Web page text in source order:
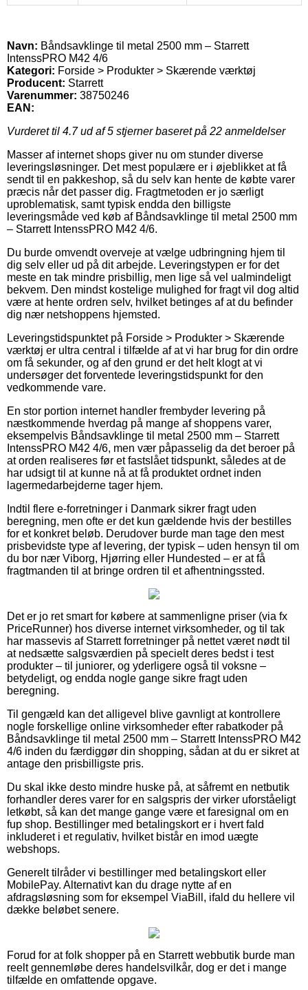
Navn: Båndsavklinge til metal 2500 mm – Starrett
IntenssPRO M42 4/6
Kategori: Forside > Produkter > Skærende værktøj
Producent: Starrett
Varenummer: 38750246
EAN:
Vurderet til 4.7ud af 5 stjerner baseret på 22 anmeldelser
Masser af internet shops giver nu om stunder diverse
leveringsløsninger. Det mest populære er i øjeblikket at få
sendt til en pakkeshop, så du selv kan hente de købte varer
præcis når det passer dig. Fragtmetoden er jo særligt
uproblematisk, samt typisk endda den billigste
leveringsmåde ved køb af Båndsavklinge til metal 2500 mm
– Starrett IntenssPRO M42 4/6.
Du burde omvendt overveje at vælge udbringning hjem til
dig selv eller ud på dit arbejde. Leveringstypen er for det
meste en tak mindre prisbillig, men lige så vel ualmindeligt
bekvem. Den mindst kostelige mulighed for fragt vil dog altid
være at hente ordren selv, hvilket betinges af at du befinder
dig nær netshoppens hjemsted.
Leveringstidspunktet på Forside > Produkter > Skærende
værktøj er ultra central i tilfælde af at vi har brug for din ordre
om få sekunder, og af den grund er det helt klogt at vi
undersøger det forventede leveringstidspunkt for den
vedkommende vare.
En stor portion internet handler frembyder levering på
næstkommende hverdag på mange af shoppens varer,
eksempelvis Båndsavklinge til metal 2500 mm – Starrett
IntenssPRO M42 4/6, men vær påpasselig da det beroer på
at orden realiseres før et fastslået tidspunkt, således at de
har udsigt til at kunne nå at få produktet ordnet inden
lagermedarbejderne tager hjem.
Indtil flere e-forretninger i Danmark sikrer fragt uden
beregning, men ofte er det kun gældende hvis der bestilles
for et konkret beløb. Derudover burde man tage den mest
prisbevidste type af levering, der typisk – uden hensyn til om
du bor nær Viborg, Hjørring eller Hundested – er at få
fragtmanden til at bringe ordren til et afhentningssted.
Det er jo ret smart for købere at sammenligne priser (via fx
PriceRunner) hos diverse internet virksomheder, og til tak
har massevis af Starrett forretninger på nettet været nødt til
at nedsætte salgsværdien på specielt deres bedst i test
produkter – til juniorer, og yderligere også til voksne –
betydeligt, og endda nogle gange sikre fragt uden
beregning.
Til gengæld kan det alligevel blive gavnligt at kontrollere
nogle forskellige online virksomheder efter rabatkoder på
Båndsavklinge til metal 2500 mm – Starrett IntenssPRO M42
4/6 inden du færdiggør din shopping, sådan at du er sikret at
antage den prisbilligste pris.
Du skal ikke desto mindre huske på, at såfremt en netbutik
forhandler deres varer for en salgspris der virker uforståeligt
letkøbt, så kan det mange gange være et faresignal om en
fup shop. Bestillinger med betalingskort er i hvert fald
inkluderet i et regulativ, hvilket bistår en imod uægte
webshops.
Generelt tilråder vi bestillinger med betalingskort eller
MobilePay. Alternativt kan du drage nytte af en
afdragsløsning som for eksempel ViaBill, ifald du hellere vil
dække beløbet senere.
Forud for at folk shopper på en Starrett webbutik burde man
reelt gennemløbe deres handelsvilkår, dog er det i mange
tilfælde en omfattende opgave.